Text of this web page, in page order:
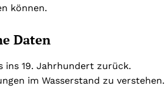
können.
Daten
ins 19. Jahrhundert zurück.
im Wasserstand zu verstehen.